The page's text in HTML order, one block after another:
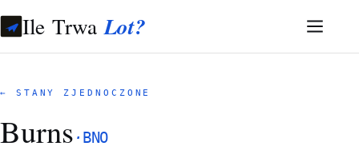
Ile TrwaLot?
← STANY ZJEDNOCZONE
Burns · BNO